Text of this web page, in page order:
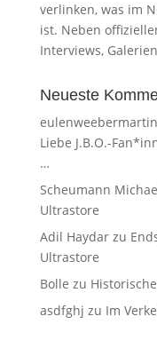
verlinken, was im
ist. Neben
Interviews,
Neueste
Liebe J.B.O.-
…
Scheumann
Ultrastore
Adil Haydarzu
Ultrastore
Bolle zu
asdfghj zu Im